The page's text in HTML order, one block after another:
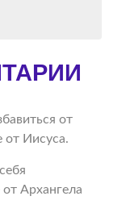
от
от Иисуса.
Архангела